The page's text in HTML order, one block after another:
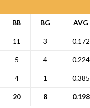
BB BG AVG
11 3 0.172
5 4 0.224
4 1 0.385
20 8 0.198